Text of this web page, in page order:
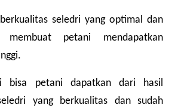
seledri yang optimal dan
membuat petani mendapatkan
bisa petani dapatkan dari hasil
yang berkualitas dan sudah